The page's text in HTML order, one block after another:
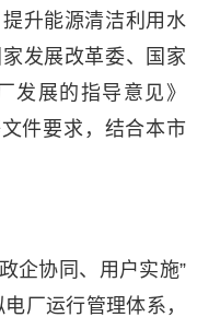
升能源清洁利用水
发展改革委、国家
发展的指导意见》
件要求，结合本市
企协同、用户实施”
厂运行管理体系，